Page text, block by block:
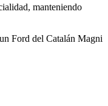
manteniendo
Ford del Catalán Magni